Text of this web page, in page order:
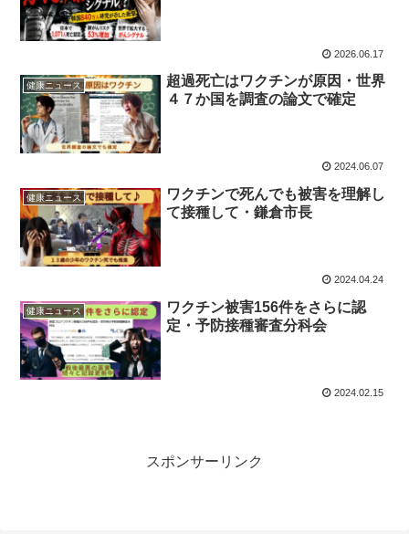
2026.06.17
健康ニュース
超過死亡はワクチンが原因・世界
４７か国を調査の論文で確定
2024.06.07
健康ニュース
ワクチンで死んでも被害を理解し
て接種して・鎌倉市長
2024.04.24
健康ニュース
ワクチン被害156件をさらに認
定・予防接種審査分科会
2024.02.15
スポンサーリンク